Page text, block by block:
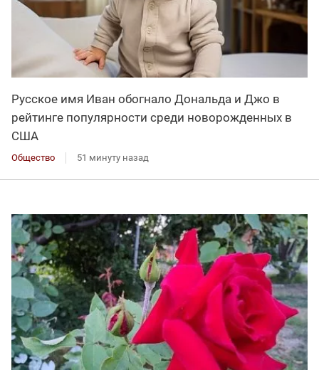
Русское имя Иван обогнало Дональда и Джо в
рейтинге популярности среди новорожденных в
США
Общество 51 минуту назад